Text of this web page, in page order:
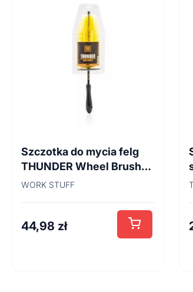
Szczotka do mycia felg
THUNDER Wheel Brush
45cm
WORK STUFF
44,98 zł